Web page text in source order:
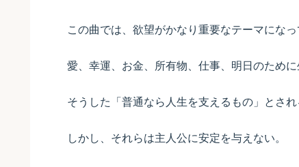
この曲では、欲望がかなり重要なテーマになっ
愛、幸運、お金、所有物、仕事、明日のために
そうした「普通なら人生を支えるもの」とされ
しかし、それらは主人公に安定を与えない。